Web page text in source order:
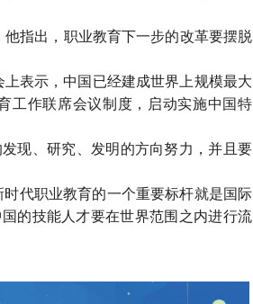
指出，职业教育下一步的改革要摆脱
表示，中国已经建成世界上规模最大
工作联席会议制度，启动实施中国特
现、研究、发明的方向努力，并且要
代职业教育的一个重要标杆就是国际
的技能人才要在世界范围之内进行流